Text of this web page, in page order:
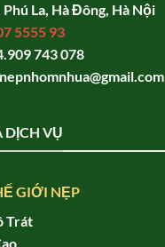
La, Hà Đông, Hà Nội
5555 93
743 078
DỊCH VỤ
GIỚI NẸP
Trát